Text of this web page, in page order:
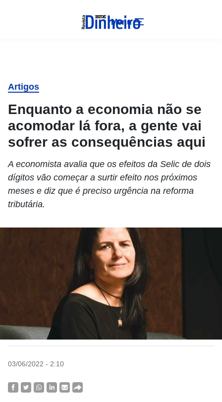
Menu
Artigos
Enquanto a economia não se
acomodar lá fora, a gente vai
sofrer as consequências aqui
A economista avalia que os efeitos da Selic de dois
dígitos vão começar a surtir efeito nos próximos
meses e diz que é preciso urgência na reforma
tributária.
03/06/2022 - 2:10